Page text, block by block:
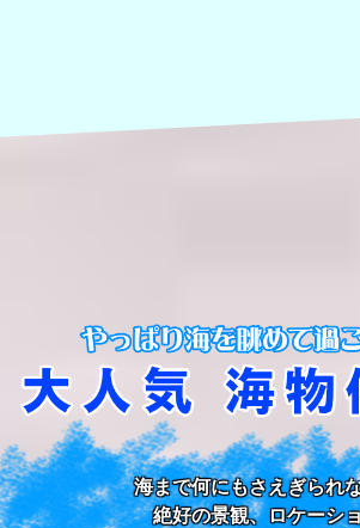
海まで何にもさえぎられ
絶好の景観、ロケーシ